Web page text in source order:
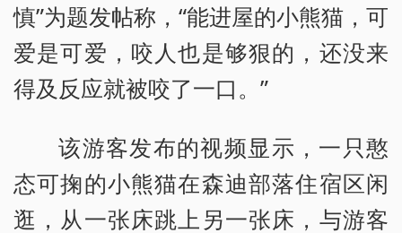
慎”为题发帖称，“能进屋的小熊猫，可
爱是可爱，咬人也是够狠的，还没来
得及反应就被咬了一口。”
该游客发布的视频显示，一只憨
态可掬的小熊猫在森迪部落住宿区闲
逛，从一张床跳上另一张床，与游客